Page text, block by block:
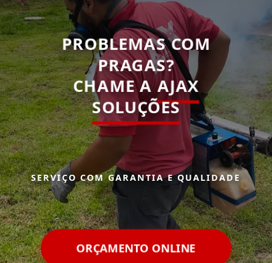
PROBLEMAS COM
PRAGAS?
CHAME AAJAX
SOLUÇÕES
SERVIÇO COM GARANTIA E QUALIDADE
ORÇAMENTO ONLINE